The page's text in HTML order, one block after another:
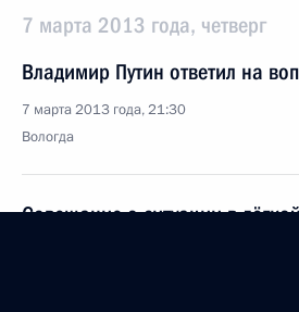
7 марта 2013 года, четверг
Владимир Путин ответил на
7 марта 2013 года, 21:30
Вологда
Совещание о ситуации в